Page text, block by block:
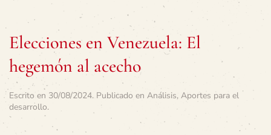
Elecciones en Venezuela: El
hegemón al acecho
Escrito en 30/08/2024. Publicado en Análisis, Aportes para el
desarrollo.